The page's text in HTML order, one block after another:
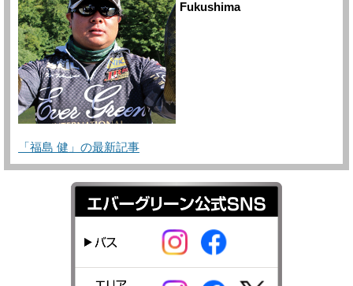
Fukushima
「福島 健」の最新記事